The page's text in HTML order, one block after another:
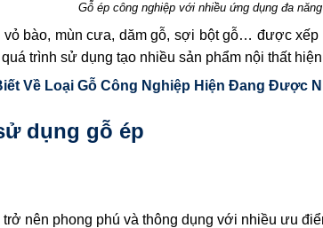
Gỗ ép công nghiệp với nhiều ứng dụng đa năng
bào, mùn cưa, dăm gỗ, sợi bột gỗ… được
trình sử dụng tạo nhiều sản phẩm nội thất
Về Loại Gỗ Công Nghiệp Hiện Đang Được
dụng gỗ ép
nên phong phú và thông dụng với nhiều ưu